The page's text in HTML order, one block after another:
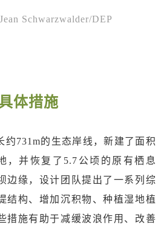
Schwarzwalder/DEP
体措施
约731m的生态岸线，新建了面积
，并恢复了5.7公顷的原有栖息
边缘，设计团队提出了一系列综
结构、增加沉积物、种植湿地植
措施有助于减缓波浪作用、改善